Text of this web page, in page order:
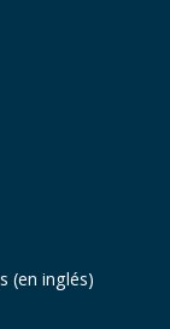
(en inglés)